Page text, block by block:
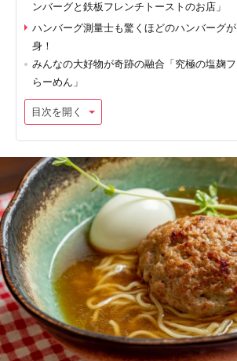
ンバーグと鉄板フレンチトーストのお店」
ハンバーグ測量士も驚くほどのハンバーグ
身！
みんなの大好物が奇跡の融合「究極の塩麹
らーめん」
目次を開く